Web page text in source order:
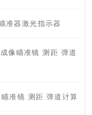
准器激光指示器
像瞄准镜 测距 弹道
准镜 测距 弹道计算